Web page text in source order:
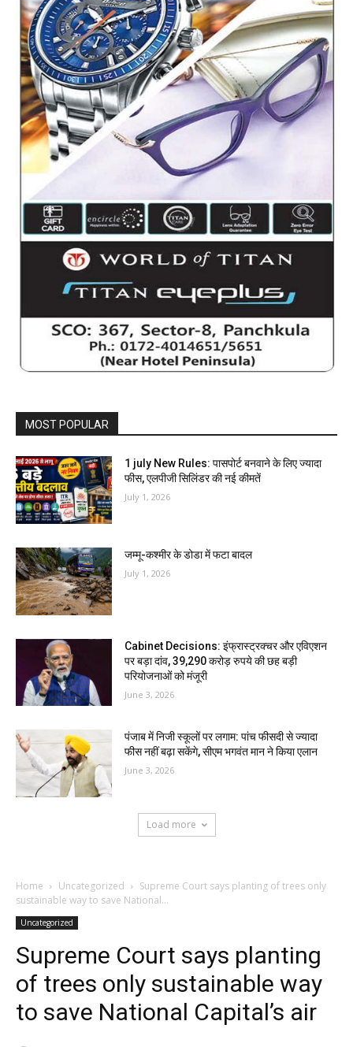
MOST POPULAR
1 july New Rules: पासपोर्ट बनवाने के लिए ज्यादा
फीस, एलपीजी सिलिंडर की नई कीमतें
July 1, 2026
जम्मू-कश्मीर के डोडा में फटा बादल
July 1, 2026
Cabinet Decisions: इंफ्रास्ट्रक्चर और एविएशन
पर बड़ा दांव, 39,290 करोड़ रुपये की छह बड़ी
परियोजनाओं को मंजूरी
June 3, 2026
पंजाब में निजी स्कूलों पर लगाम: पांच फीसदी से ज्यादा
फीस नहीं बढ़ा सकेंगे, सीएम भगवंत मान ने किया एलान
June 3, 2026
Load more